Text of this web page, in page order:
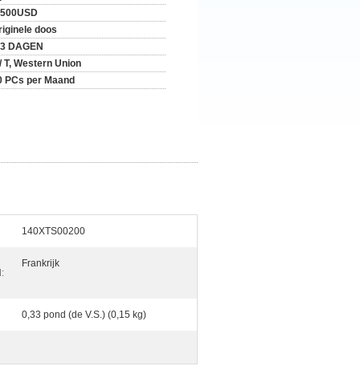
doos
DAGEN
T, Western Union
PCs per Maand
140XTS00200
Frankrijk
0,33 pond (de V.S.) (0,15 kg)